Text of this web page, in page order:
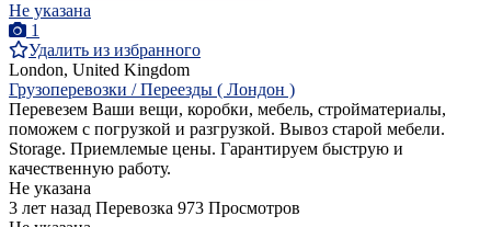
Не указана
1
Удалить из избранного
London, United Kingdom
Грузоперевозки / Переезды ( Лондон )
Перевезем Ваши вещи, коробки, мебель, стройматериалы,
поможем с погрузкой и разгрузкой. Вывоз старой мебели.
Storage. Приемлемые цены. Гарантируем быструю и
качественную работу.
Не указана
3 лет назад Перевозка 973 Просмотров